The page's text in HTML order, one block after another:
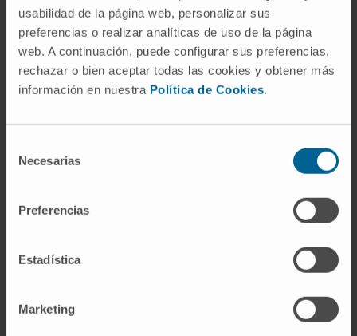
usabilidad de la página web, personalizar sus
preferencias o realizar analíticas de uso de la página
web. A continuación, puede configurar sus preferencias,
rechazar o bien aceptar todas las cookies y obtener más
información en nuestra Política de Cookies.
Necesarias
Preferencias
Estadística
Marketing
cardiac dysfunction and impaired clinical
outcomes in patients with nonischemic heart
disease.
CITA DEL ARTÍCULOJ Am Coll Cardiol. 2020